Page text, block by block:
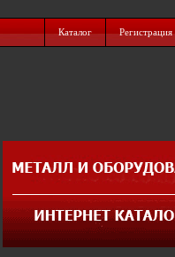
Каталог Регистрация